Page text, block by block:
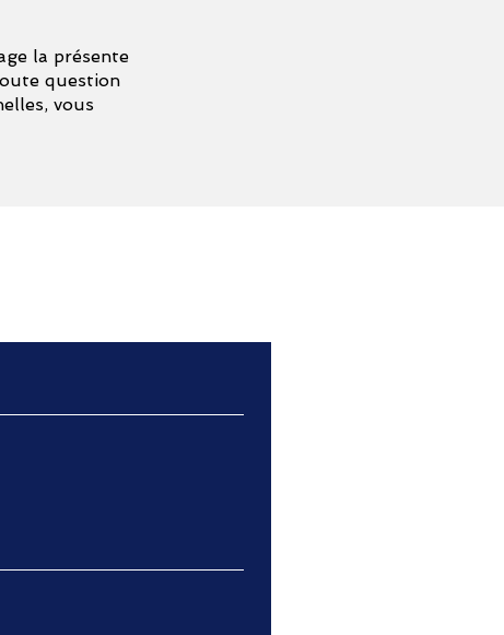
la présente
question
vous